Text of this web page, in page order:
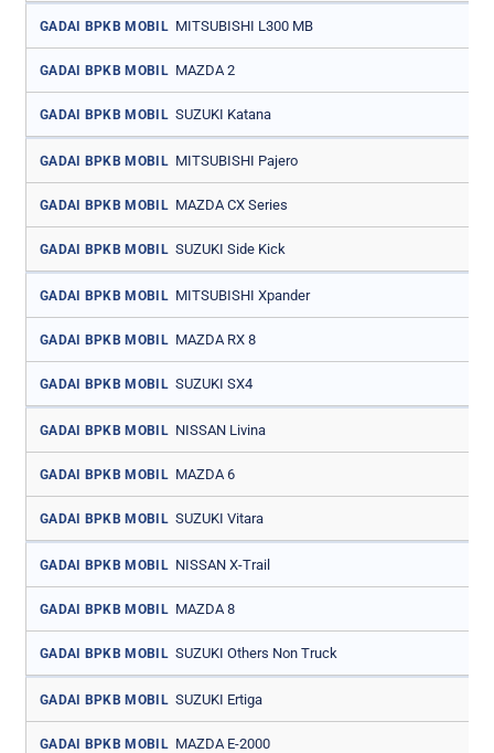
GADAI BPKB MOBIL MITSUBISHI L300 MB
GADAI BPKB MOBIL MAZDA 2
GADAI BPKB MOBIL SUZUKI Katana
GADAI BPKB MOBIL MITSUBISHI Pajero
GADAI BPKB MOBIL MAZDA CX Series
GADAI BPKB MOBIL SUZUKI Side Kick
GADAI BPKB MOBIL MITSUBISHI Xpander
GADAI BPKB MOBIL MAZDA RX 8
GADAI BPKB MOBIL SUZUKI SX4
GADAI BPKB MOBIL NISSAN Livina
GADAI BPKB MOBIL MAZDA 6
GADAI BPKB MOBIL SUZUKI Vitara
GADAI BPKB MOBIL NISSAN X-Trail
GADAI BPKB MOBIL MAZDA 8
GADAI BPKB MOBIL SUZUKI Others Non Truck
GADAI BPKB MOBIL SUZUKI Ertiga
GADAI BPKB MOBIL MAZDA E-2000